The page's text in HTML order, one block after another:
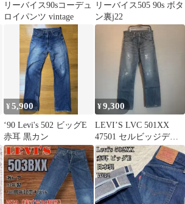
リーバイス90sコーデュ
ロイパンツ vintage
リーバイス505 90s ボタ
ン裏j22
¥5,900
‘90 Levi's 502 ビッグE
赤耳 黒カン
¥9,300
LEVI’S LVC 501XX
47501 セルビッジデニ
ム W31